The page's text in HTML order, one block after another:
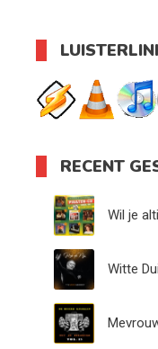
RECENT
Wil je
Witte